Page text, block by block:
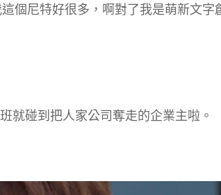
個尼特好很多，啊對了我是萌新文字
就碰到把人家公司奪走的企業主啦。